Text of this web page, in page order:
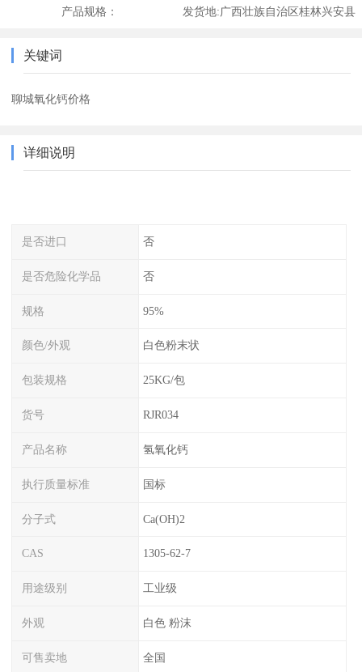
产品规格： 发货地:广西壮族自治区桂林兴安县
关键词
聊城氧化钙价格
详细说明
是否进口 否
是否危险化学品 否
规格 95%
颜色/外观 白色粉末状
包装规格 25KG/包
货号 RJR034
产品名称 氢氧化钙
执行质量标准 国标
分子式 Ca(OH)2
CAS 1305-62-7
用途级别 工业级
外观 白色 粉沫
可售卖地 全国